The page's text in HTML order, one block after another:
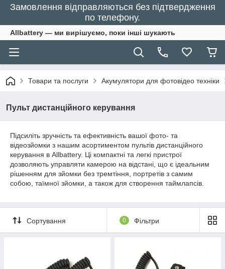
Замовлення відправляються без підтвердження
по телефону.
Allbattery — ми вирішуємо, поки інші шукають
Товари та послуги Акумулятори для фотовідео техніки
Пульт дистанційного керування
Підсиліть зручність та ефективність вашої фото- та
відеозйомки з нашим асортиментом пультів дистанційного
керування в Allbattery. Ці компактні та легкі пристрої
дозволяють управляти камерою на відстані, що є ідеальним
рішенням для зйомки без тремтіння, портретів з самим
собою, таїмної зйомки, а також для створення таймлапсів.
Сортування 0 Фільтри